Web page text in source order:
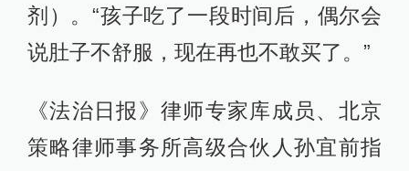
剂）。“孩子吃了一段时间后，偶尔会
说肚子不舒服，现在再也不敢买了。”
《法治日报》律师专家库成员、北京
策略律师事务所高级合伙人孙宜前指